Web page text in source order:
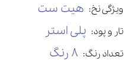
ویژگی نخ: هیت ست
تار و پود: پلی استر
تعداد رنگ: 8 رنگ